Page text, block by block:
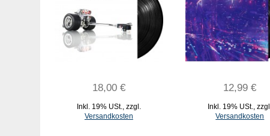
18,00 €
Inkl. 19% USt. zzgl.
Versandkosten
12,99 €
Inkl. 19% USt. ,zzgl.
Versandkosten